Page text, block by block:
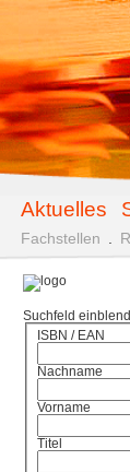
Aktuelles
Fachstellen
Suchfeld
ISBN / EAN
Nachname
Vorname
Titel